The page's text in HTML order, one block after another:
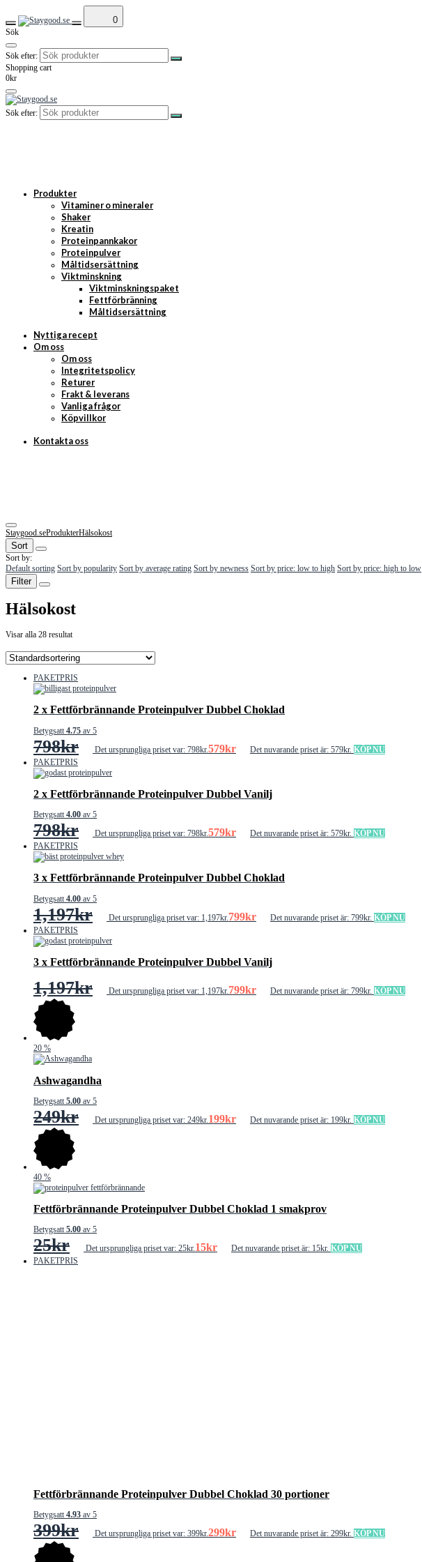
0
Sök
Sök efter:
Shopping cart
0kr
Sök efter:
Produkter
Vitaminer o mineraler
Shaker
Kreatin
Proteinpannkakor
Proteinpulver
Måltidsersättning
Viktminskning
Viktminskningspaket
Fettförbränning
Måltidsersättning
Nyttiga recept
Om oss
Om oss
Integritetspolicy
Returer
Frakt & leverans
Vanliga frågor
Köpvillkor
Kontakta oss
Staygood.seProdukterHälsokost
Sort
Sort by:
Default sorting Sort by popularity Sort by average rating Sort by newness Sort by price: low to high Sort by price: high to low
Filter
Hälsokost
Visar alla 28 resultat
PAKETPRIS
2 x Fettförbrännande Proteinpulver Dubbel Choklad
Betygsatt 4.75 av 5
798kr Det ursprungliga priset var: 798kr.579kr Det nuvarande priset är: 579kr. KÖP NU
PAKETPRIS
2 x Fettförbrännande Proteinpulver Dubbel Vanilj
Betygsatt4.00 av 5
798kr Det ursprungliga priset var: 798kr.579kr Det nuvarande priset är: 579kr. KÖP NU
PAKETPRIS
3 x Fettförbrännande Proteinpulver Dubbel Choklad
Betygsatt 4.00 av 5
1,197kr Det ursprungliga priset var: 1,197kr. 799kr Det nuvarande priset är: 799kr. KÖP NU
PAKETPRIS
3 x Fettförbrännande Proteinpulver Dubbel Vanilj
1,197kr Det ursprungliga priset var: 1,197kr.799kr Det nuvarande priset är: 799kr. KÖP NU
20 %
Ashwagandha
Betygsatt5.00 av 5
249kr Det ursprungliga priset var: 249kr.199kr Det nuvarande priset är: 199kr. KÖP NU
40 %
Fettförbrännande Proteinpulver Dubbel Choklad 1 smakprov
Betygsatt5.00 av 5
25kr Det ursprungliga priset var: 25kr.15kr Det nuvarande priset är: 15kr. KÖP NU
PAKETPRIS
Fettförbrännande Proteinpulver Dubbel Choklad 30 portioner
Betygsatt4.93 av 5
399kr Det ursprungliga priset var: 399kr.299kr Det nuvarande priset är: 299kr. KÖP NU